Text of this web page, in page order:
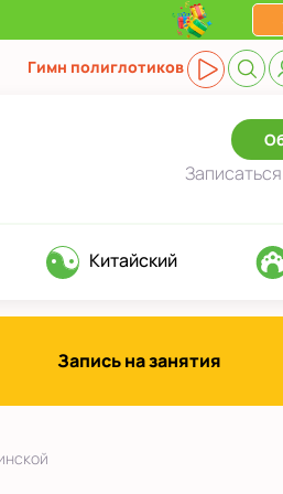
Гимн полиглотиков
Записаться
Китайский
Запись на занятия